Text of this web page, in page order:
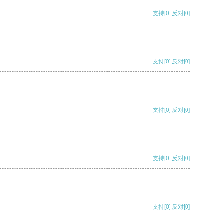
支持[0] 反对[0]
支持[0] 反对[0]
支持[0] 反对[0]
支持[0] 反对[0]
支持[0] 反对[0]